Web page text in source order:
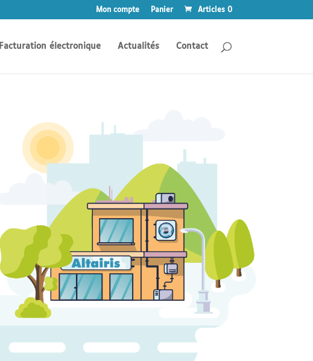
Mon compte Panier Articles 0
Facturation électronique Actualités Contact